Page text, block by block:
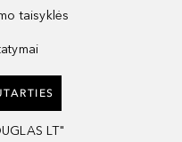
taisyklės
LT"